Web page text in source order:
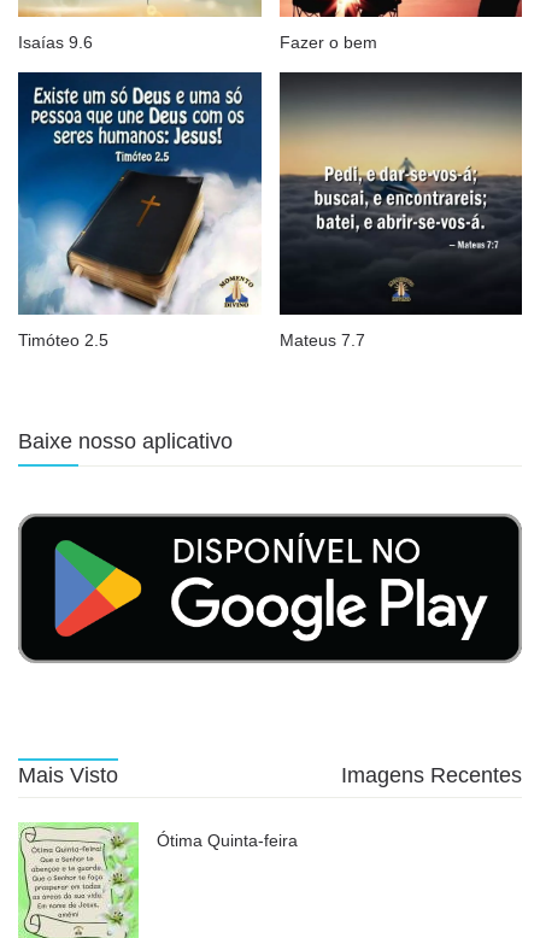
Isaías 9.6 Fazer o bem
Timóteo 2.5 Mateus 7.7
Baixe nosso aplicativo
Mais Visto Imagens Recentes
Ótima Quinta-feira